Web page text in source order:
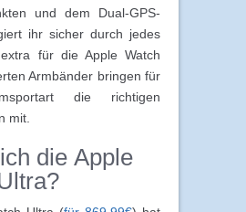
und dem Dual-GPS-
ihr sicher durch jedes
für die Apple Watch
Armbänder bringen für
die richtigen
mit.
die Apple